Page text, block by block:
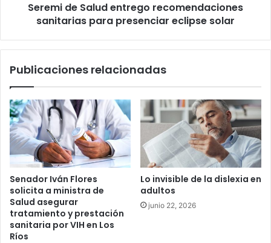
Seremi de Salud entrego recomendaciones
sanitarias para presenciar eclipse solar
Publicaciones relacionadas
Senador Iván Flores
solicita a ministra de
Salud asegurar
tratamiento y prestación
sanitaria por VIH en Los
Ríos
Lo invisible de la dislexia en
adultos
junio 22, 2026